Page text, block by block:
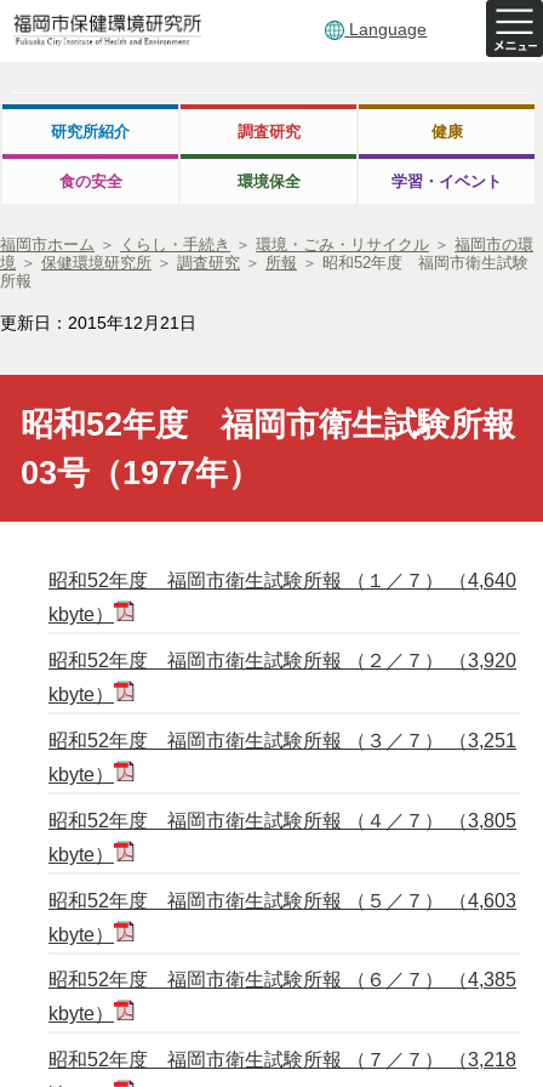
Language
研究所紹介 調査研究 健康
食の安全 環境保全 学習・イベント
福岡市ホーム ＞ くらし・手続き ＞ 環境・ごみ・リサイクル ＞ 福岡市の環
境 ＞ 保健環境研究所 ＞ 調査研究 ＞ 所報 ＞ 昭和52年度 福岡市衛生試験
所報
更新日：2015年12月21日
昭和52年度 福岡市衛生試験所報
03号（1977年）
昭和52年度 福岡市衛生試験所報 （１／７） （4,640
kbyte）
昭和52年度 福岡市衛生試験所報 （２／７） （3,920
kbyte）
昭和52年度 福岡市衛生試験所報 （３／７） （3,251
kbyte）
昭和52年度 福岡市衛生試験所報 （４／７） （3,805
kbyte）
昭和52年度 福岡市衛生試験所報 （５／７） （4,603
kbyte）
昭和52年度 福岡市衛生試験所報 （６／７） （4,385
kbyte）
昭和52年度 福岡市衛生試験所報 （７／７） （3,218